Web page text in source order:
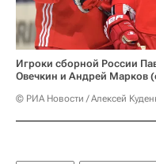
Игроки сборной России
Овечкин и Андрей Марков
© РИА Новости / Алексей